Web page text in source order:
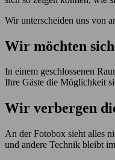
Wir unterscheiden uns von
Wir möchten
In einem geschlossenen
Ihre Gäste die Möglichkeit
Wir verbergen
An der Fotobox sieht alles
und andere Technik bleibt